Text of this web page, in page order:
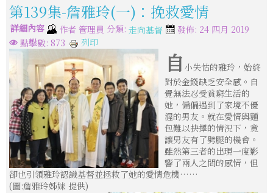
第139集-詹雅玲(一)：挽救愛情
詳細內容 作者 管理員 分類: 走向基督
發佈: 24 四月 2019
點擊數: 873
列印
自 小失怙的雅玲，始終
對於金錢缺乏安全感。自
覺無法忍受貧窮生活的
她，偏偏遇到了家境不優
渥的男友。就在愛情與麵
包難以抉擇的情況下，竟
讓男友有了劈腿的機會。
雖然第三者的出現一度影
響了兩人之間的感情，但
卻也引領雅玲認識基督並拯救了她的愛情危機……
(圖:詹雅玲姊妹 提供)